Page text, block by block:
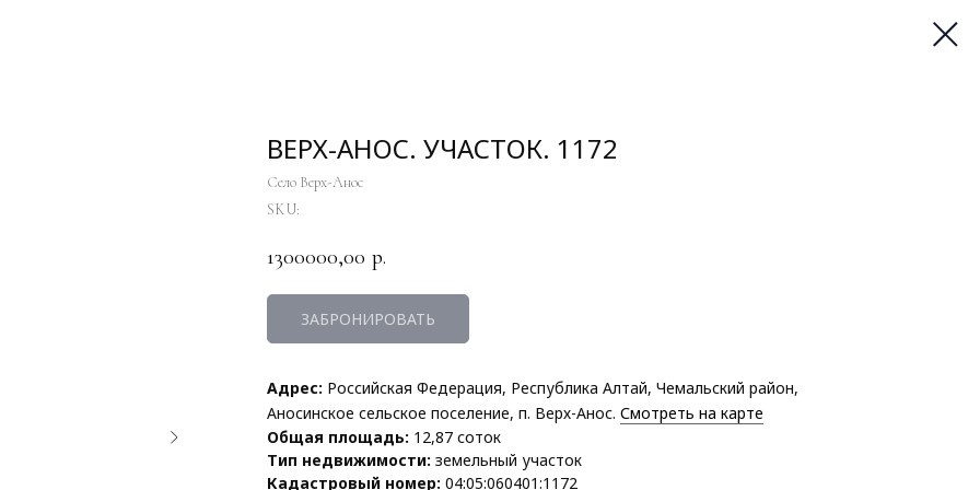
ВЕРХ-АНОС. УЧАСТОК. 1172
Село Верх-Анос
SKU:
1300000,00 р.
ЗАБРОНИРОВАТЬ
Адрес: Российская Федерация, Республика Алтай, Чемальский район,
Аносинское сельское поселение, п. Верх-Анос. Смотреть на карте
Общая площадь: 12,87 соток
Тип недвижимости: земельный участок
Кадастровый номер: 04:05:060401:1172